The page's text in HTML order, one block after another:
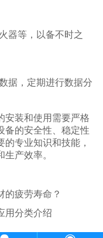
器等，以备不时之
据，定期进行数据分
安装和使用需要严格
备的安全性、稳定性
专业知识和技能，
和生产效率。
的疲劳寿命？
用分类介绍